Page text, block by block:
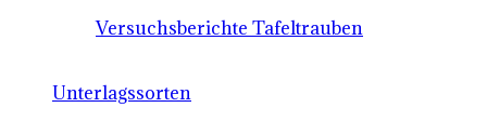
Versuchsberichte Tafeltrauben
Unterlagssorten